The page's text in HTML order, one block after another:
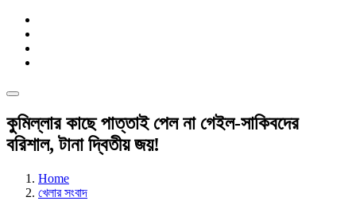
কুমিল্লার কাছে পাত্তাই পেল না গেইল-সাকিবদের
বরিশাল, টানা দ্বিতীয় জয়!
Home
খেলার সংবাদ